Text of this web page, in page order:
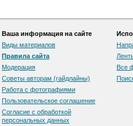
Ваша информация на сайте
Виды материалов
Правила сайта
Модерация
Советы авторам (гайдлайны)
Работа с фотографиями
Пользовательскоe соглашение
Согласие с обработкой
персональных данных
Все